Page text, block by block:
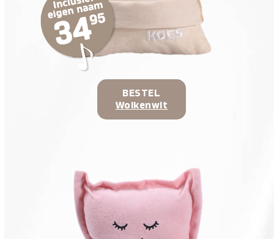
BESTEL
Wolkenwit